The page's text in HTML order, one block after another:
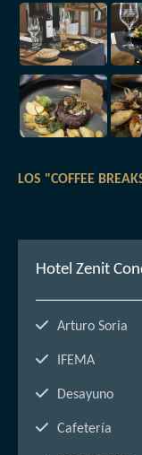
LOS "COFFEE
Hotel Zenit
Arturo Soria
IFEMA
Desayuno
Cafetería